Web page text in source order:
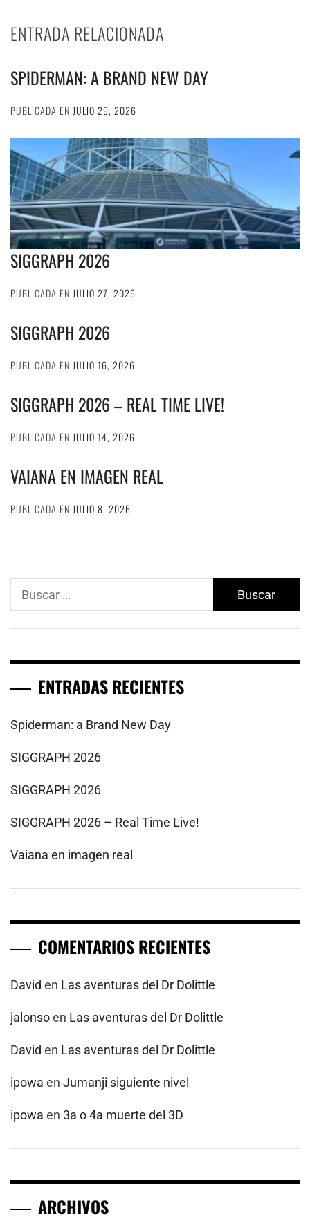
ENTRADA RELACIONADA
SPIDERMAN: A BRAND NEW DAY
PUBLICADA EN JULIO 29, 2026
SIGGRAPH 2026
PUBLICADA EN JULIO 27, 2026
SIGGRAPH 2026
PUBLICADA EN JULIO 16, 2026
SIGGRAPH 2026 – REAL TIME LIVE!
PUBLICADA EN JULIO 14, 2026
VAIANA EN IMAGEN REAL
PUBLICADA EN JULIO 8, 2026
Buscar:
ENTRADAS RECIENTES
Spiderman: a Brand New Day
SIGGRAPH 2026
SIGGRAPH 2026
SIGGRAPH 2026 – Real Time Live!
Vaiana en imagen real
COMENTARIOS RECIENTES
David en Las aventuras del Dr Dolittle
jalonsoen Las aventuras del Dr Dolittle
David en Las aventuras del Dr Dolittle
ipowa en Jumanji siguiente nivel
ipowa en 3a o 4a muerte del 3D
ARCHIVOS